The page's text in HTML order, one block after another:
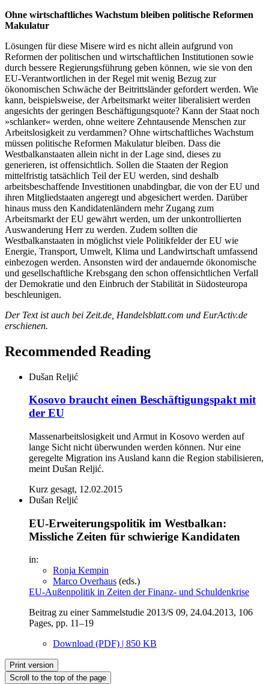
Ohne wirtschaftliches Wachstum bleiben politische Reformen
Makulatur
Lösungen für diese Misere wird es nicht allein aufgrund von
Reformen der politischen und wirtschaftlichen Institutionen sowie
durch bessere Regierungsführung geben können, wie sie von den
EU-Verantwortlichen in der Regel mit wenig Bezug zur
ökonomischen Schwäche der Beitrittsländer gefordert werden. Wie
kann, beispielsweise, der Arbeitsmarkt weiter liberalisiert werden
angesichts der geringen Beschäftigungsquote? Kann der Staat noch
»schlanker« werden, ohne weitere Zehntausende Menschen zur
Arbeitslosigkeit zu verdammen? Ohne wirtschaftliches Wachstum
müssen politische Reformen Makulatur bleiben. Dass die
Westbalkanstaaten allein nicht in der Lage sind, dieses zu
generieren, ist offensichtlich. Sollen die Staaten der Region
mittelfristig tatsächlich Teil der EU werden, sind deshalb
arbeitsbeschaffende Investitionen unabdingbar, die von der EU und
ihren Mitgliedstaaten angeregt und abgesichert werden. Darüber
hinaus muss den Kandidatenländern mehr Zugang zum
Arbeitsmarkt der EU gewährt werden, um der unkontrollierten
Auswanderung Herr zu werden. Zudem sollten die
Westbalkanstaaten in möglichst viele Politikfelder der EU wie
Energie, Transport, Umwelt, Klima und Landwirtschaft umfassend
einbezogen werden. Ansonsten wird der andauernde ökonomische
und gesellschaftliche Krebsgang den schon offensichtlichen Verfall
der Demokratie und den Einbruch der Stabilität in Südosteuropa
beschleunigen.
Der Text ist auch bei Zeit.de, Handelsblatt.com und EurActiv.de
erschienen.
Recommended Reading
Dušan Reljić
Kosovo braucht einen Beschäftigungspakt mit
der EU
Massenarbeitslosigkeit und Armut in Kosovo werden auf
lange Sicht nicht überwunden werden können. Nur eine
geregelte Migration ins Ausland kann die Region stabilisieren,
meint Dušan Reljić.
Kurz gesagt, 12.02.2015
Dušan Reljić
EU-Erweiterungspolitik im Westbalkan:
Missliche Zeiten für schwierige Kandidaten
in:
Ronja Kempin
Marco Overhaus (eds.)
EU-Außenpolitik in Zeiten der Finanz- und Schuldenkrise
Beitrag zu einer Sammelstudie 2013/S 09, 24.04.2013, 106
Pages, pp. 11–19
Download (PDF) | 850 KB
Print version
Scroll to the top of the page